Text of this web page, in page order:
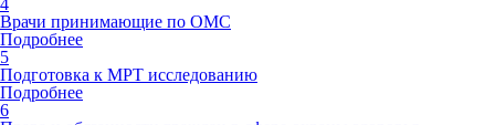
4
Врачи принимающие по ОМС
Подробнее
5
Подготовка к МРТ исследованию
Подробнее
6